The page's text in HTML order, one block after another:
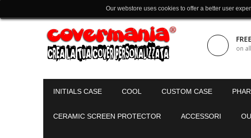
on
INITIALS CASE COOL CUSTOM CASE
CERAMIC SCREEN PROTECTOR ACCESSORI
Our webstore uses cookies to offer a better user